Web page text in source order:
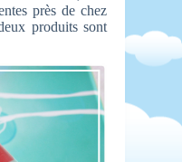
près de chez
produits sont